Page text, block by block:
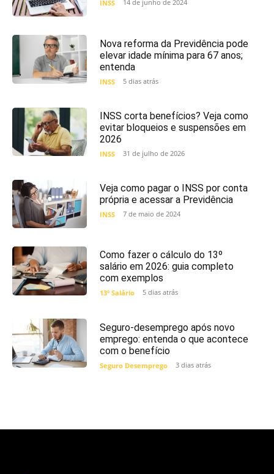
INSS 14 de junho de 2024
Nova reforma da Previdência pode
elevar idade mínima para 67 anos;
entenda
INSS 5 dias atrás
INSS corta benefícios? Veja como
evitar bloqueios e suspensões em
2026
INSS 31 de julho de 2026
Veja como pagar o INSS por conta
própria e acessar a Previdência
INSS 7 de maio de 2024
Como fazer o cálculo do 13º
salário em 2026: guia completo
com exemplos
13º Salário 5 dias atrás
Seguro-desemprego após novo
emprego: entenda o que acontece
com o benefício
Seguro Desemprego 3 dias atrás